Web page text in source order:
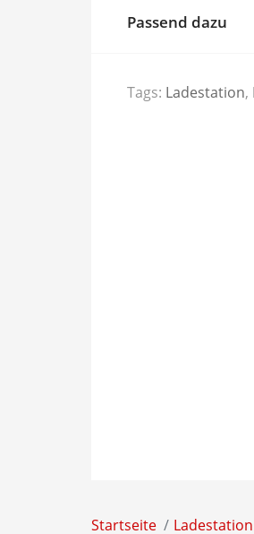
Passend dazu
Tags: Ladestation,
Startseite Ladestation